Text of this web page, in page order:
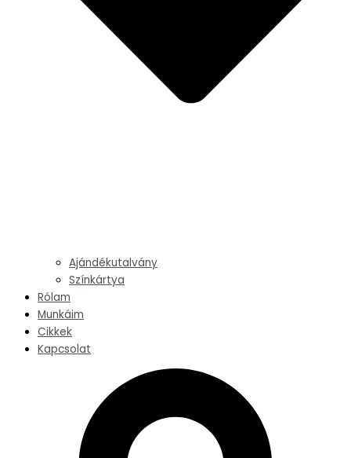
Ajándékutalvány
Színkártya
Rólam
Munkáim
Cikkek
Kapcsolat